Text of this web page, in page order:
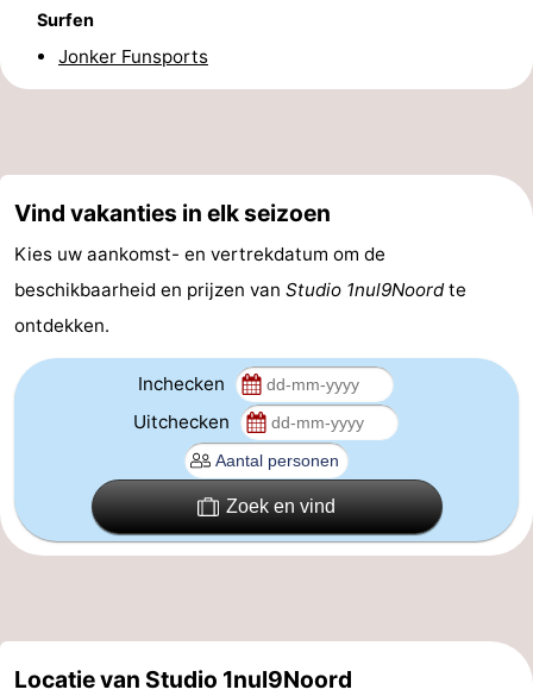
Rondvaarten
-
Bowlen
-
Minigolfbanen
Wellness
centra
Dorpen
Sporten
Fietsen
-
Surfen
Jonker Funsports
Vind vakanties in elk seizoen
Kies uw aankomst- en vertrekdatum om de
beschikbaarheid en prijzen van Studio 1nul9Noordte
ontdekken.
Inchecken
Uitchecken
Zoek en vind
Locatie van Studio 1nul9Noord